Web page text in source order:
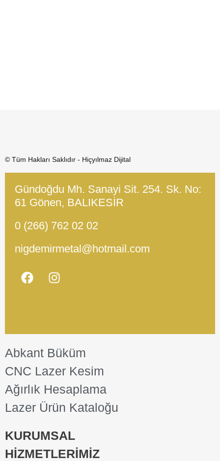
© Tüm Hakları Saklıdır - Hiçyılmaz Dijital
Gündoğdu Mh. Sanayi Sit. 254. Sk. No:
61 Gönen, BALIKESİR
0 (266) 762 02 02
nigdemirmetal@hotmail.com
Abkant Büküm
CNC Lazer Kesim
Ağırlık Hesaplama
Lazer Ürün Kataloğu
KURUMSAL
HİZMETLERİMİZ